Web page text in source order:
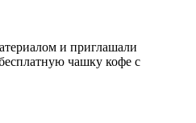
и приглашали
чашку кофе с